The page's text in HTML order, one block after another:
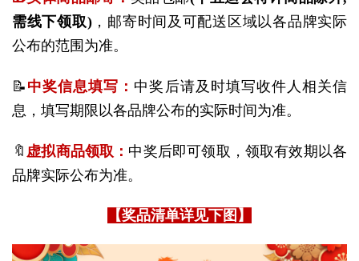
需线下领取)，邮寄时间及可配送区域以各品牌实际
公布的范围为准。
📝 中奖信息填写： 中奖后请及时填写收件人相关信
息，填写期限以各品牌公布的实际时间为准。
🔖 虚拟商品领取： 中奖后即可领取，领取有效期以各
品牌实际公布为准。
【奖品清单详见下图】